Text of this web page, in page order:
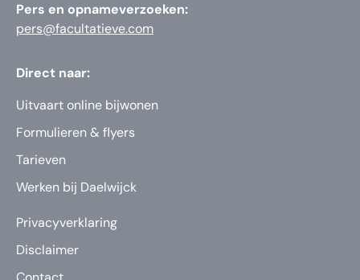
Pers en opnameverzoeken:
pers@facultatieve.com
Direct naar:
Uitvaart online bijwonen
Formulieren & flyers
Tarieven
Werken bij Daelwijck
Privacyverklaring
Disclaimer